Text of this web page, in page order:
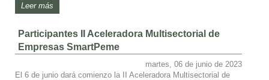
Leer más
Participantes II Aceleradora Multisectorial de
Empresas SmartPeme
martes, 06 de junio de 2023
El 6 de junio dará comienzo la II Aceleradora Multisectorial de